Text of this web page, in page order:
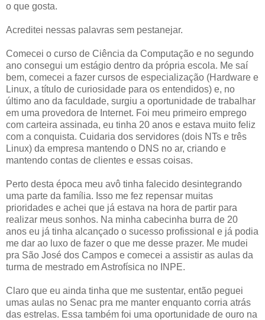
o que gosta.
Acreditei nessas palavras sem pestanejar.
Comecei o curso de Ciência da Computação e no segundo
ano consegui um estágio dentro da própria escola. Me saí
bem, comecei a fazer cursos de especialização (Hardware e
Linux, a título de curiosidade para os entendidos) e, no
último ano da faculdade, surgiu a oportunidade de trabalhar
em uma provedora de Internet. Foi meu primeiro emprego
com carteira assinada, eu tinha 20 anos e estava muito feliz
com a conquista. Cuidaria dos servidores (dois NTs e três
Linux) da empresa mantendo o DNS no ar, criando e
mantendo contas de clientes e essas coisas.
Perto desta época meu avô tinha falecido desintegrando
uma parte da família. Isso me fez repensar muitas
prioridades e achei que já estava na hora de partir para
realizar meus sonhos. Na minha cabecinha burra de 20
anos eu já tinha alcançado o sucesso profissional e já podia
me dar ao luxo de fazer o que me desse prazer. Me mudei
pra São José dos Campos e comecei a assistir as aulas da
turma de mestrado em Astrofísica no INPE.
Claro que eu ainda tinha que me sustentar, então peguei
umas aulas no Senac pra me manter enquanto corria atrás
das estrelas. Essa também foi uma oportunidade de ouro na